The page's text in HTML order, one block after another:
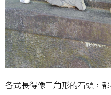
各式長得像三角形的石頭，